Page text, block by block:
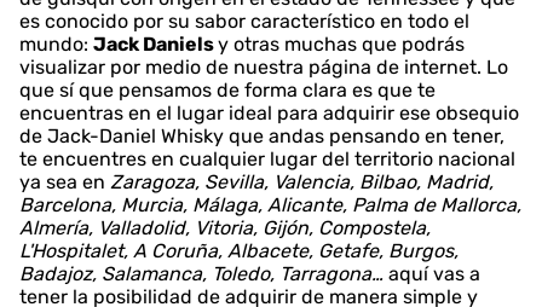
es conocido por su sabor característico en todo el
mundo: Jack Danielsy otras muchas que podrás
visualizar por medio de nuestra página de internet. Lo
que sí que pensamos de forma clara es que te
encuentras en el lugar ideal para adquirir ese obsequio
de Jack-Daniel Whisky que andas pensando en tener,
te encuentres en cualquier lugar del territorio nacional
ya sea en Zaragoza, Sevilla, Valencia, Bilbao, Madrid,
Barcelona, Murcia, Málaga, Alicante, Palma de Mallorca,
Almería, Valladolid, Vitoria, Gijón, Compostela,
L'Hospitalet, A Coruña, Albacete, Getafe, Burgos,
Badajoz, Salamanca, Toledo, Tarragona… aquí vas a
tener la posibilidad de adquirir de manera simple y